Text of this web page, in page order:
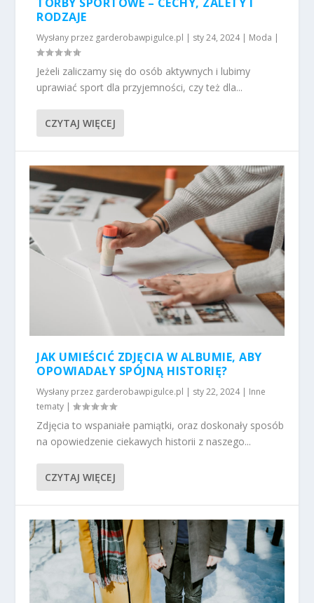
TORBY SPORTOWE – CECHY, ZALETY I
RODZAJE
Wysłany przez garderobawpigulce.pl sty 24, 2024| Moda
Jeżeli zaliczamy się do osób aktywnych i lubimy
uprawiać sport dla przyjemności, czy też dla...
CZYTAJ WIĘCEJ
JAK UMIEŚCIĆ ZDJĘCIA W ALBUMIE, ABY
OPOWIADAŁY SPÓJNĄ HISTORIĘ?
Wysłany przez garderobawpigulce.pl | sty 22, 2024| Inne
tematy |
Zdjęcia to wspaniałe pamiątki, oraz doskonały sposób
na opowiedzenie ciekawych historii z naszego...
CZYTAJ WIĘCEJ